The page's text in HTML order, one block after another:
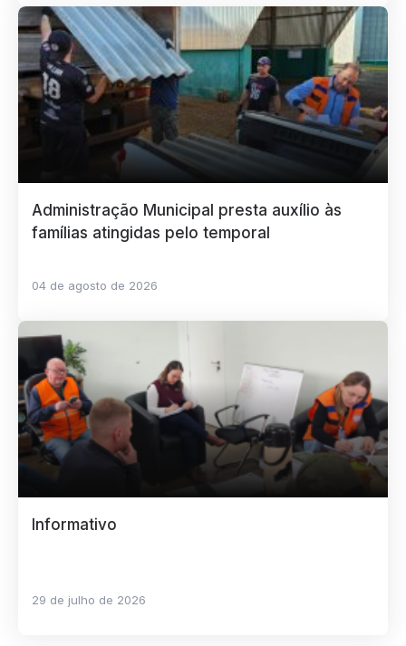
Administração Municipal presta auxílio às
famílias atingidas pelo temporal
04 de agosto de 2026
Informativo
29 de julho de 2026